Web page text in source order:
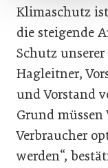
Klimaschutz
die steigende
Schutz
Hagleitner,
und Vorstand
Grund
Verbraucher
werden“,